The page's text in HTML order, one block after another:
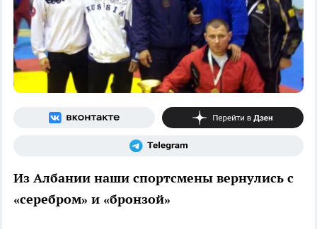
Из Албании наши спортсмены вернулись с
«серебром» и «бронзой»